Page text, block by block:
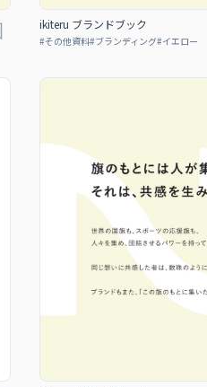
ikiteru ブランドブック
#その他資料#ブランディング#イエロー